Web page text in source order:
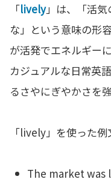
「lively」は、「活
な」という意味の形
が活発でエネルギー
カジュアルな日常英
るさやにぎやかさを
「lively」を使った例
The market was